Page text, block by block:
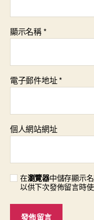
顯示名稱*
電子郵件地址*
個人網站網址
在瀏覽器中儲存顯示
以供下次發佈留言時使